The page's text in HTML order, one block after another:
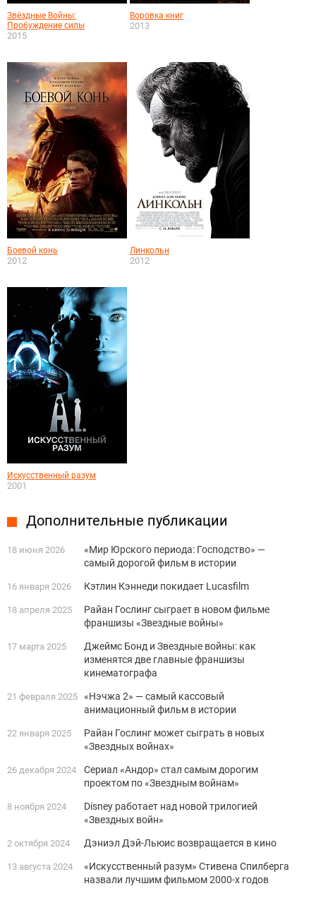
Звёздные Войны:
Пробуждение силы
2015
Воровка книг
2013
Боевой конь
2012
Линкольн
2012
Искусственный разум
2001
Дополнительные публикации
18 июня 2026
«Мир Юрского периода: Господство» —
самый дорогой фильм в истории
16 января 2026 Кэтлин Кэннеди покидает Lucasfilm
18 апреля 2025
Райан Гослинг сыграет в новом фильме
франшизы «Звездные войны»
17 марта 2025
Джеймс Бонд и Звездные войны: как
изменятся две главные франшизы
кинематографа
21 февраля 2025 «Нэчжа 2» — самый кассовый
анимационный фильм в истории
22 января 2025
Райан Гослинг может сыграть в новых
«Звездных войнах»
26 декабря 2024
Сериал «Андор» стал самым дорогим
проектом по «Звездным войнам»
8 ноября 2024
Disney работает над новой трилогией
«Звездных войн»
2 октября 2024 Дэниэл Дэй-Льюис возвращается в кино
13 августа 2024
«Искусственный разум» Стивена Спилберга
назвали лучшим фильмом 2000-х годов